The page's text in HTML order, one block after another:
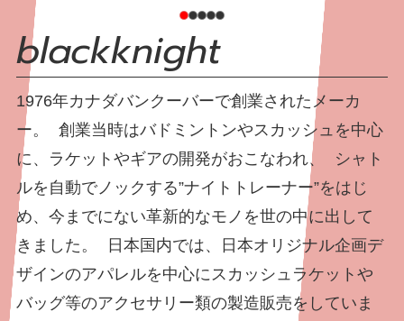
blackknight
1976年カナダバンクーバーで創業されたメーカ
ー。 創業当時はバドミントンやスカッシュを中心
に、ラケットやギアの開発がおこなわれ、 シャト
ルを自動でノックする”ナイトトレーナー”をはじ
め、今までにない革新的なモノを世の中に出して
きました。 日本国内では、日本オリジナル企画デ
ザインのアパレルを中心にスカッシュラケットや
バッグ等のアクセサリー類の製造販売をしていま
CHAOPAI
「CHAO PAI (チャオパイ)」 最新設備と技術力、徹
底した品質管理体制で、世界に認められるシャト
ルを作り出すメーカーです。
ブランド紹介を見る ▶
Dmantis
数々の国の特許を取得した『3in1ハイブリッドシャ
トル』をはじめ、天然のフェザーシャトルも生産
するメーカー。 最新の設備を整え、品質を上げ、
コストを下げる生産工程を実現
ブランド紹介を見る ▶
PRO FEATHER
SHUTTLECOCKS
シャトルを作り続けて28年目。 長年の実績と信頼
の”PRO FEATHER”シャトルコックは、高品質を実
現するために改善改良を重ね、 試合球から練習球
まで幅広いラインナップをそろえています。
STAXX
バドミントンの練習用ラケットやギアを中心に製
造するメーカー。 ”スウィートスポットトレーナ
ー”や"シャトルスタッカー"を開発、斬新なアイデ
ィアと実行力でプレーヤーのためのイノベーショ
ンを起こします。